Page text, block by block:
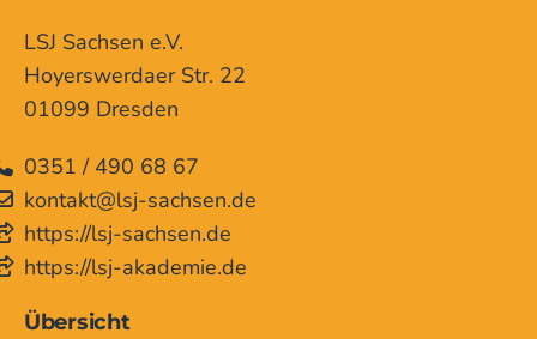
LSJ Sachsen e.V.
Hoyerswerdaer Str. 22
01099 Dresden
0351 / 490 68 67
kontakt@lsj-sachsen.de
https://lsj-sachsen.de
https://lsj-akademie.de
Übersicht